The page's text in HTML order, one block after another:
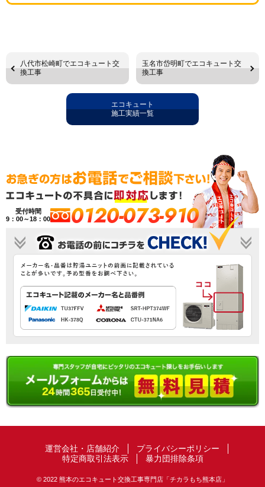
八代市松崎町でエコキュート交
換工事
玉名市岱明町でエコキュート交
換工事
エコキュート
施工実績一覧
受付時間
9：00～18：00
0120-073-910
運営会社・店舗紹介
プライバシーポリシー
特定商取引法表示
暴力団排除条項
© 2022 熊本のエコキュート交換工事専門店「チカラもち熊本店」